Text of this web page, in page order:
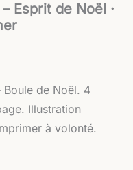
Esprit de Noël ·
de Noël. 4
Illustration
à volonté.